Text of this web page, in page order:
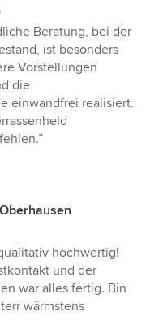
Beratung, bei der
ist besonders
Vorstellungen
die
einwandfrei realisiert.
hochwertig!
und der
war alles fertig. Bin
wärmstens